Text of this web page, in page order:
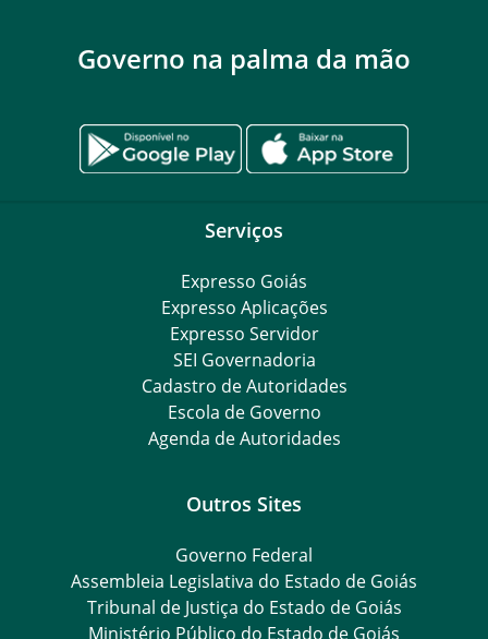
Governo na palma da mão
Serviços
Expresso Goiás
Expresso Aplicações
Expresso Servidor
SEI Governadoria
Cadastro de Autoridades
Escola de Governo
Agenda de Autoridades
Outros Sites
Governo Federal
Assembleia Legislativa do Estado de Goiás
Tribunal de Justiça do Estado de Goiás
Ministério Público do Estado de Goiás